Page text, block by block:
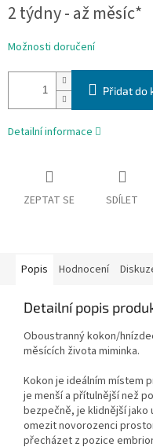
cena:
2 týdny - až měsíc*
Možnosti doručení
Přidat do
Detailní informace
ZEPTAT SE SDÍLET
Popis Hodnocení
Detailní popis
Oboustranný kokon/
měsících života miminka.
Kokon je ideálním místem
je menší a přítulnější než
bezpečně, je klidnější jako
omezit novorozenci
přecházet z pozice